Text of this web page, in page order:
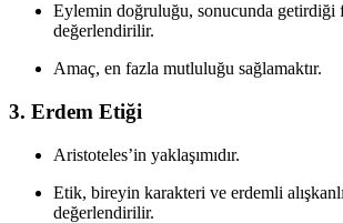
Eylemin doğruluğu, sonucunda getirdiği
değerlendirilir.
Amaç, en fazla mutluluğu sağlamaktır.
3. Erdem Etiği
Aristoteles’in yaklaşımıdır.
Etik, bireyin karakteri ve erdemli
değerlendirilir.